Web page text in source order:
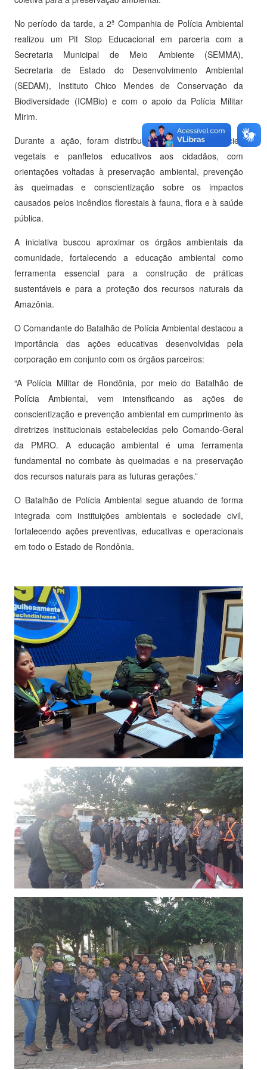
No período da tarde, a 2ª Companhia de Polícia Ambiental
realizou um Pit Stop Educacional em parceria com a
Secretaria Municipal de Meio Ambiente (SEMMA),
Secretaria de Estado do Desenvolvimento Ambiental
(SEDAM), Instituto Chico Mendes de Conservação da
Biodiversidade (ICMBio) e com o apoio da Polícia Militar
Mirim.
Durante a ação, foram distribuídas mudas de espécies
vegetais e panfletos educativos aos cidadãos, com
orientações voltadas à preservação ambiental, prevenção
às queimadas e conscientização sobre os impactos
causados pelos incêndios florestais à fauna, flora e à saúde
pública.
A iniciativa buscou aproximar os órgãos ambientais da
comunidade, fortalecendo a educação ambiental como
ferramenta essencial para a construção de práticas
sustentáveis e para a proteção dos recursos naturais da
Amazônia.
O Comandante do Batalhão de Polícia Ambiental destacou a
importância das ações educativas desenvolvidas pela
corporação em conjunto com os órgãos parceiros:
“A Polícia Militar de Rondônia, por meio do Batalhão de
Polícia Ambiental, vem intensificando as ações de
conscientização e prevenção ambiental em cumprimento às
diretrizes institucionais estabelecidas pelo Comando-Geral
da PMRO. A educação ambiental é uma ferramenta
fundamental no combate às queimadas e na preservação
dos recursos naturais para as futuras gerações.”
O Batalhão de Polícia Ambiental segue atuando de forma
integrada com instituições ambientais e sociedade civil,
fortalecendo ações preventivas, educativas e operacionais
em todo o Estado de Rondônia.